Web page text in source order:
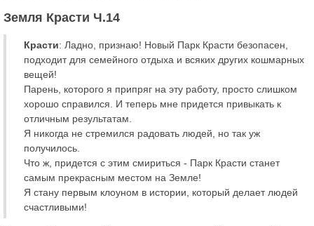
Земля Красти Ч.14
Красти: Ладно, признаю! Новый Парк Красти безопасен,
подходит для семейного отдыха и всяких других кошмарных
вещей!
Парень, которого я припряг на эту работу, просто слишком
хорошо справился. И теперь мне придется привыкать к
отличным результатам.
Я никогда не стремился радовать людей, но так уж
получилось.
Что ж, придется с этим смириться - Парк Красти станет
самым прекрасным местом на Земле!
Я стану первым клоуном в истории, который делает людей
счастливыми!